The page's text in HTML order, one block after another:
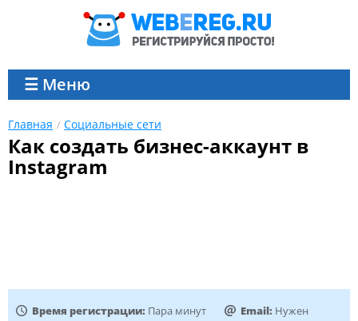
☰ Меню
Главная Социальные сети
Как создать бизнес-аккаунт в
Instagram
Время регистрации: Пара минут Email: Нужен